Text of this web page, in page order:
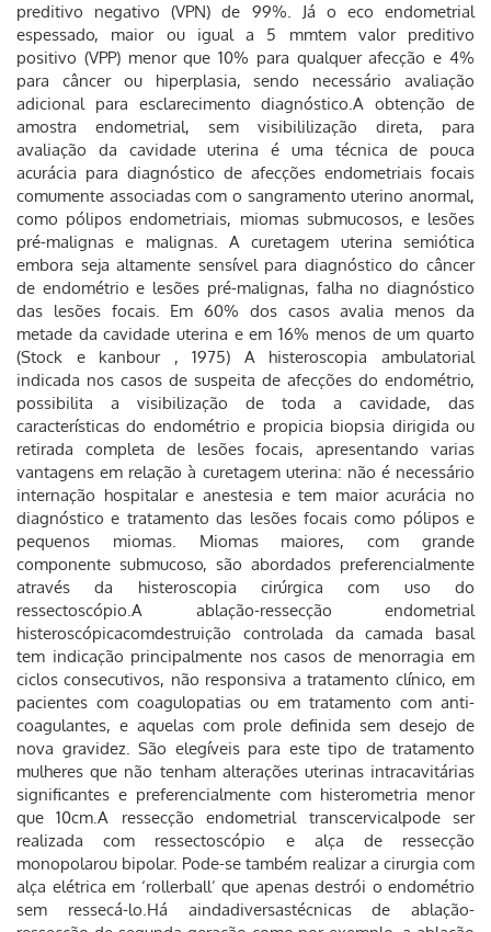
preditivo negativo (VPN) de 99%. Já o eco endometrial
espessado, maior ou igual a 5 mmtem valor preditivo
positivo (VPP) menor que 10% para qualquer afecção e 4%
para câncer ou hiperplasia, sendo necessário avaliação
adicional para esclarecimento diagnóstico.A obtenção de
amostra endometrial, sem visibililização direta, para
avaliação da cavidade uterina é uma técnica de pouca
acurácia para diagnóstico de afecções endometriais focais
comumente associadas com o sangramento uterino anormal,
como pólipos endometriais, miomas submucosos, e lesões
pré-malignas e malignas. A curetagem uterina semiótica
embora seja altamente sensível para diagnóstico do câncer
de endométrio e lesões pré-malignas, falha no diagnóstico
das lesões focais. Em 60% dos casos avalia menos da
metade da cavidade uterina e em 16% menos de um quarto
(Stock e kanbour , 1975) A histeroscopia ambulatorial
indicada nos casos de suspeita de afecções do endométrio,
possibilita a visibilização de toda a cavidade, das
características do endométrio e propicia biopsia dirigida ou
retirada completa de lesões focais, apresentando varias
vantagens em relação à curetagem uterina: não é necessário
internação hospitalar e anestesia e tem maior acurácia no
diagnóstico e tratamento das lesões focais como pólipos e
pequenos miomas. Miomas maiores, com grande
componente submucoso, são abordados preferencialmente
através da histeroscopia cirúrgica com uso do
ressectoscópio.A ablação-ressecção endometrial
histeroscópicacomdestruição controlada da camada basal
tem indicação principalmente nos casos de menorragia em
ciclos consecutivos, não responsiva a tratamento clínico, em
pacientes com coagulopatias ou em tratamento com anti-
coagulantes, e aquelas com prole definida sem desejo de
nova gravidez. São elegíveis para este tipo de tratamento
mulheres que não tenham alterações uterinas intracavitárias
significantes e preferencialmente com histerometria menor
que 10cm.A ressecção endometrial transcervicalpode ser
realizada com ressectoscópio e alça de ressecção
monopolarou bipolar. Pode-se também realizar a cirurgia com
alça elétrica em ‘rollerball’ que apenas destrói o endométrio
sem ressecá-lo.Há aindadiversastécnicas de ablação-